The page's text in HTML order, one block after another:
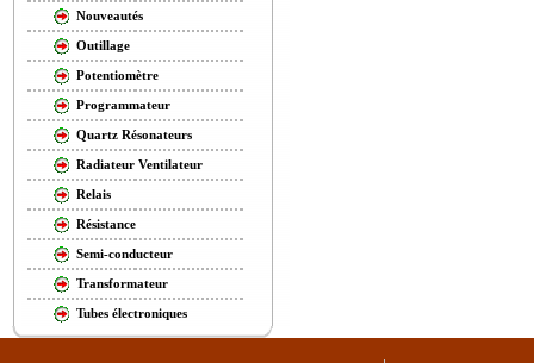
Nouveautés
Outillage
Potentiomètre
Programmateur
Quartz Résonateurs
Radiateur Ventilateur
Relais
Résistance
Semi-conducteur
Transformateur
Tubes électroniques